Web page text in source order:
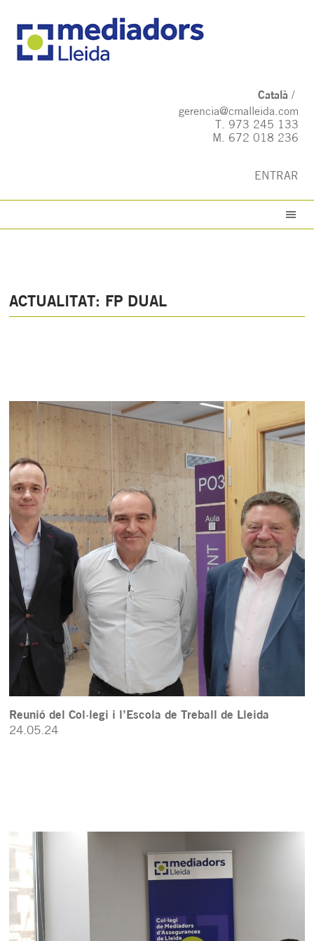
Català
gerencia@cmalleida.com
T. 973 245 133
M. 672 018 236
ENTRAR
ACTUALITAT: FP DUAL
Reunió del Col·legi i l’Escola de Treball de Lleida
24.05.24